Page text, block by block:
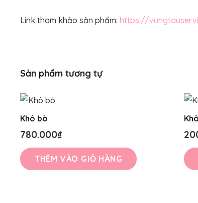
Link tham khảo sản phẩm: https://
Sản phẩm tương tự
Khô bò
780.000₫
THÊM VÀO GIỎ HÀNG